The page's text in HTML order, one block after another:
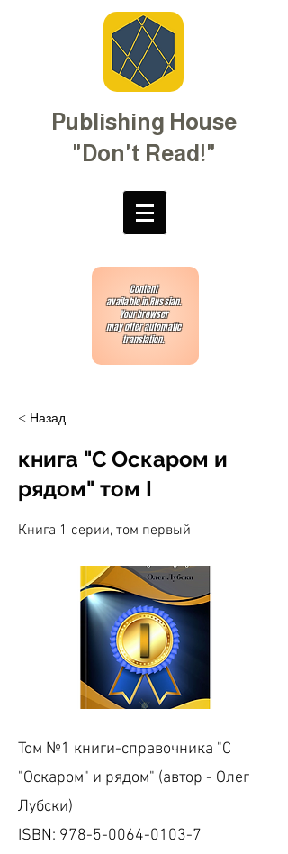
Publishing House
"Don't Read!"
Content
available in Russian.
Your browser
may offer automatic
translation.
< Назад
книга "С Оскаром и
рядом" том I
Книга 1 серии, том первый
Том №1 книги-справочника "С
"Оскаром" и рядом" (автор - Олег
Лубски)
ISBN: 978-5-0064-0103-7